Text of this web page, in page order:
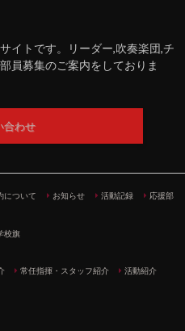
イトです。リーダー,吹奏楽団,チ
員募集のご案内をしておりま
合わせ
について お知らせ 活動記録
応援部
校旗
常任指揮・スタッフ紹介 活動紹介